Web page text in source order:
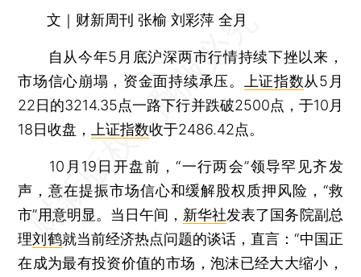
文｜财新周刊 张榆 刘彩萍 全月
自从今年5月底沪深两市行情持续下挫以来，
市场信心崩塌，资金面持续承压。
上证指数从5月
22日的3214.35点一路下行并跌破2500点，于10月
18日收盘，
上证指数收于2486.42点。
10月19日开盘前，“一行两会”领导罕见齐发
声，意在提振市场信心和缓解股权质押风险，“救
市”用意明显。当日午间， 新华社发表了国务院副总
理刘鹤就当前经济热点问题的谈话，直言：“中国正
在成为最有投资价值的市场，泡沫已经大大缩小，